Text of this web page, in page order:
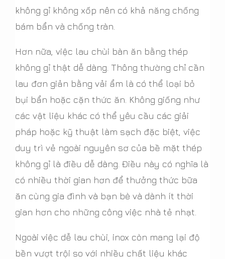
không gỉ không xốp nên có khả năng chống
bám bẩn và chống tràn.
Hơn nữa, việc lau chùi bàn ăn bằng thép
không gỉ thật dễ dàng. Thông thường chỉ cần
lau đơn giản bằng vải ẩm là có thể loại bỏ
bụi bẩn hoặc cặn thức ăn. Không giống như
các vật liệu khác có thể yêu cầu các giải
pháp hoặc kỹ thuật làm sạch đặc biệt, việc
duy trì vẻ ngoài nguyên sơ của bề mặt thép
không gỉ là điều dễ dàng. Điều này có nghĩa là
có nhiều thời gian hơn để thưởng thức bữa
ăn cùng gia đình và bạn bè và dành ít thời
gian hơn cho những công việc nhà tẻ nhạt.
Ngoài việc dễ lau chùi, inox còn mang lại độ
bền vượt trội so với nhiều chất liệu khác